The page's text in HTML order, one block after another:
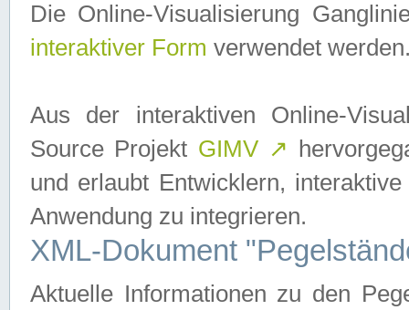
Die Online-Visualisierung
interaktiver Form verwendet
Aus der interaktiven Online-
Source Projekt GIMV ↗
und erlaubt Entwicklern,
Anwendung zu integrieren.
XML-Dokument
Aktuelle Informationen zu den